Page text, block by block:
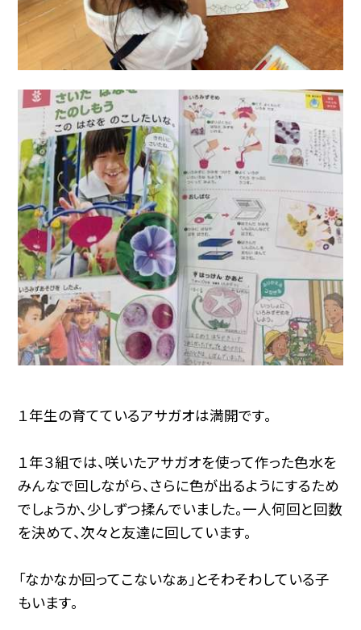
１年生の育てているアサガオは満開です。
１年３組では、咲いたアサガオを使って作った色水を
みんなで回しながら、さらに色が出るようにするため
でしょうか、少しずつ揉んでいました。一人何回と回数
を決めて、次々と友達に回しています。
「なかなか回ってこないなぁ」とそわそわしている子
もいます。